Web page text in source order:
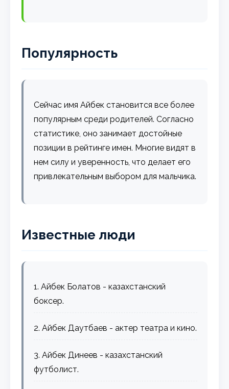
Популярность
Сейчас имя Айбек становится все более
популярным среди родителей. Согласно
статистике, оно занимает достойные
позиции в рейтинге имен. Многие видят в
нем силу и уверенность, что делает его
привлекательным выбором для мальчика.
Известные люди
1. Айбек Болатов - казахстанский
боксер.
2. Айбек Даутбаев - актер театра и кино.
3. Айбек Динеев - казахстанский
футболист.